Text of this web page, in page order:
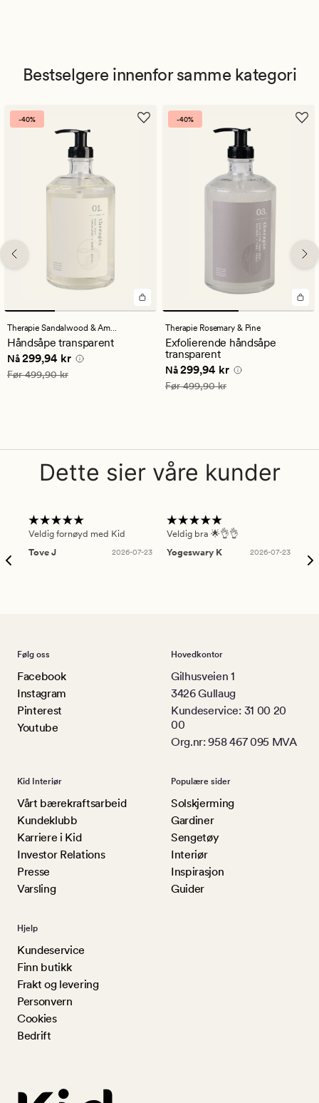
Bestselgere innenfor samme kategori
-40%
Håndsåpe transparent
Nåværende pris
Nå299,94 kr
Vanlig pris 499,90 kr
Før499,90 kr
-40%
Therapie Rosemary & Pine
Exfolierende håndsåpe
transparent
Nåværende pris
Nå299,94 kr
Vanlig pris 499,90 kr
Før499,90 kr
Dette sier våre kunder
Veldig fornøyd med Kid
Tove J
2026-07-23
Veldig bra 🌟👌👌
Yogeswary K
2026-07-23
Følg oss
Facebook
Instagram
Pinterest
Youtube
Hovedkontor
Gilhusveien 1
3426 Gullaug
Kundeservice: 31 00 20
00
Org.nr: 958 467 095 MVA
Kid Interiør
Vårt bærekraftsarbeid
Kundeklubb
Karriere i Kid
Investor Relations
Presse
Varsling
Populære sider
Solskjerming
Gardiner
Sengetøy
Interiør
Inspirasjon
Guider
Hjelp
Kundeservice
Finn butikk
Frakt og levering
Personvern
Cookies
Bedrift